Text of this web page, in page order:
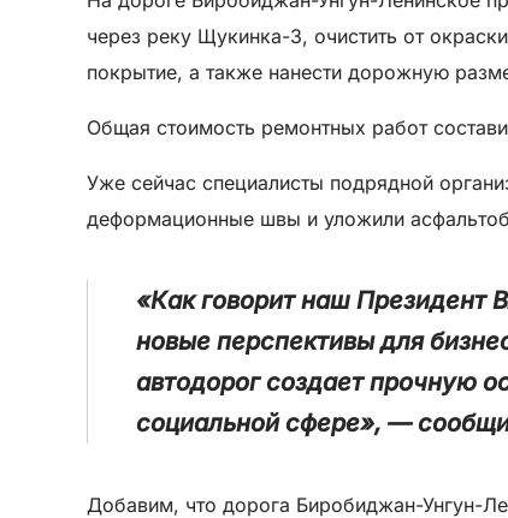
через реку Щукинка-3, очистить от
покрытие, а также нанести дорожную
Общая стоимость ремонтных работ
Уже сейчас специалисты подрядной
деформационные швы и уложили
«Как говорит наш Президент
новые перспективы для
автодорог создает прочную
социальной сфере», —
Добавим, что дорога Биробиджан-Унгун-